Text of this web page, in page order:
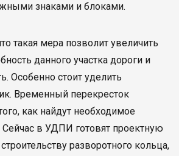
знаками и блоками.
такая мера позволит увеличить
данного участка дороги и
Особенно стоит уделить
Временный перекресток
как найдут необходимое
Сейчас в УДПИ готовят проектную
разворотного кольца,